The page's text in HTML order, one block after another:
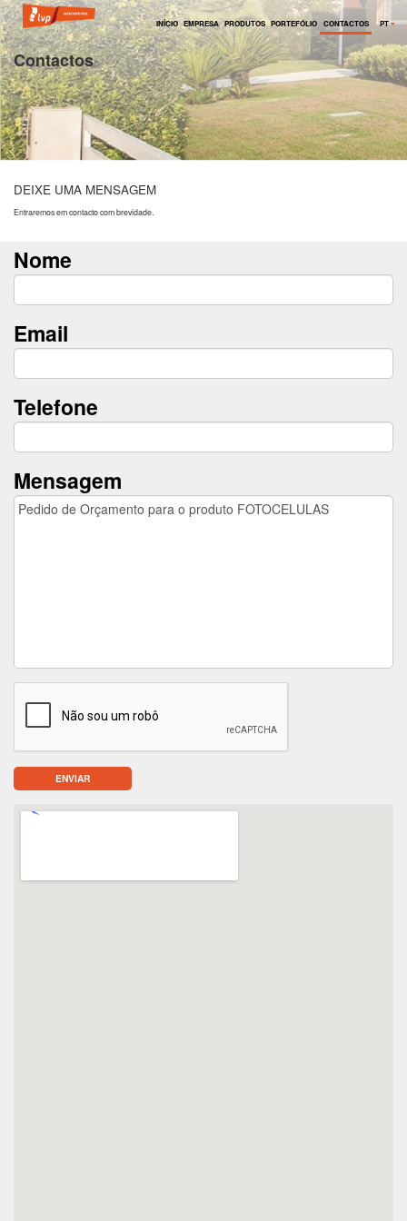
INÍCIO EMPRESA PRODUTOS PORTEFÓLIO CONTACTOS PT
Contactos
DEIXE UMA MENSAGEM
Entraremos em contacto com brevidade.
Nome
Email
Telefone
Mensagem
ENVIAR